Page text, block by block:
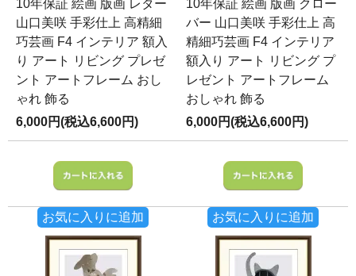
10年保証 絵画 版画 レター
山口美咲 手彩仕上 高精細
巧芸画 F4 インテリア 額入
り アート リビング プレゼ
ント アートフレーム おし
ゃれ 飾る
6,000円(税込6,600円)
お気に入りに追加
10年保証 絵画 版画 クロー
バー 山口美咲 手彩仕上 高
精細巧芸画 F4 インテリア
額入り アート リビング プ
レゼント アートフレーム
おしゃれ 飾る
6,000円(税込6,600円)
お気に入りに追加